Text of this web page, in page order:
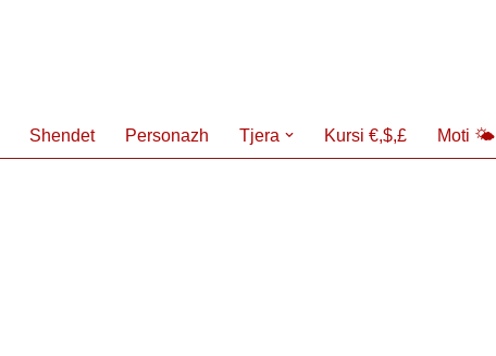
Shendet Personazh Tjera Kursi €,$,£ Moti 🌤